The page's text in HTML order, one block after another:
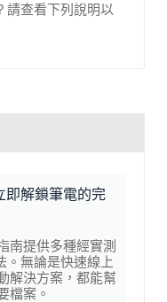
請查看下列說明以
即解鎖筆電的完
南提供多種經實測
。無論是快速線上
解決方案，都能幫
檔案。